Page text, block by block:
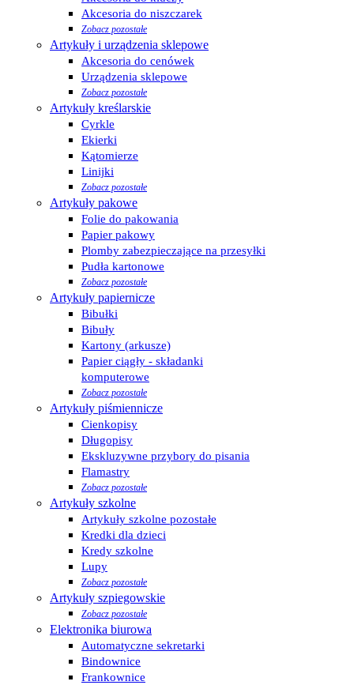
Akcesoria do niszczarek
Zobacz pozostałe
Artykuły i urządzenia sklepowe
Akcesoria do cenówek
Urządzenia sklepowe
Zobacz pozostałe
Artykuły kreślarskie
Cyrkle
Ekierki
Kątomierze
Linijki
Zobacz pozostałe
Artykuły pakowe
Folie do pakowania
Papier pakowy
Plomby zabezpieczające na przesyłki
Pudła kartonowe
Zobacz pozostałe
Artykuły papiernicze
Bibułki
Bibuły
Kartony (arkusze)
Papier ciągły - składanki
komputerowe
Zobacz pozostałe
Artykuły piśmiennicze
Cienkopisy
Długopisy
Ekskluzywne przybory do pisania
Flamastry
Zobacz pozostałe
Artykuły szkolne
Artykuły szkolne pozostałe
Kredki dla dzieci
Kredy szkolne
Lupy
Zobacz pozostałe
Artykuły szpiegowskie
Zobacz pozostałe
Elektronika biurowa
Automatyczne sekretarki
Bindownice
Frankownice